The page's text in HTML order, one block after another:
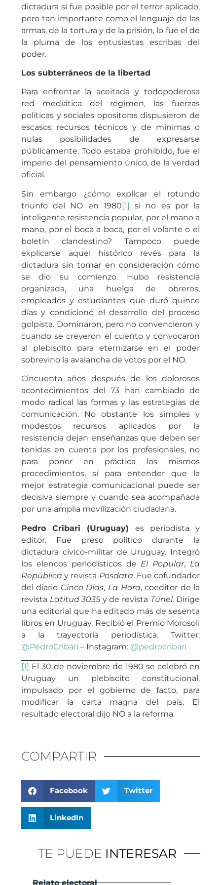
dictadura sí fue posible por el terror aplicado,
pero tan importante como el lenguaje de las
armas, de la tortura y de la prisión, lo fue el de
la pluma de los entusiastas escribas del
poder.
Los subterráneos de la libertad
Para enfrentar la aceitada y todopoderosa
red mediática del régimen, las fuerzas
políticas y sociales opositoras dispusieron de
escasos recursos técnicos y de mínimas o
nulas posibilidades de expresarse
públicamente. Todo estaba prohibido, fue el
imperio del pensamiento único, de la verdad
oficial.
Sin embargo ¿cómo explicar el rotundo
triunfo del NO en 1980[1] si no es por la
inteligente resistencia popular, por el mano a
mano, por el boca a boca, por el volante o el
boletín clandestino? Tampoco puede
explicarse aquel histórico revés para la
dictadura sin tomar en consideración cómo
se dio su comienzo. Hubo resistencia
organizada, una huelga de obreros,
empleados y estudiantes que duró quince
días y condicionó el desarrollo del proceso
golpista. Dominaron, pero no convencieron y
cuando se creyeron el cuento y convocaron
al plebiscito para eternizarse en el poder
sobrevino la avalancha de votos por el NO.
Cincuenta años después de los dolorosos
acontecimientos del 73 han cambiado de
modo radical las formas y las estrategias de
comunicación. No obstante los simples y
modestos recursos aplicados por la
resistencia dejan enseñanzas que deben ser
tenidas en cuenta por los profesionales, no
para poner en práctica los mismos
procedimientos, sí para entender que la
mejor estrategia comunicacional puede ser
decisiva siempre y cuando sea acompañada
por una amplia movilización ciudadana.
Pedro Cribari (Uruguay) es periodista y
editor. Fue preso político durante la
dictadura cívico-militar de Uruguay. Integró
los elencos periodísticos de El Popular, La
República y revista Posdata. Fue cofundador
del diario Cinco Días, La Hora, coeditor de la
revista Latitud 3035 y de revista Túnel. Dirige
una editorial que ha editado más de sesenta
libros en Uruguay. Recibió el Premio Morosoli
a la trayectoria periodística. Twitter:
@PedroCribari – Instagram: @pedrocribari
[1] El 30 de noviembre de 1980 se celebró en
Uruguay un plebiscito constitucional,
impulsado por el gobierno de facto, para
modificar la carta magna del país. El
resultado electoral dijo NO a la reforma.
COMPARTIR
Facebook Twitter
LinkedIn
TE PUEDE INTERESAR
Relato electoral